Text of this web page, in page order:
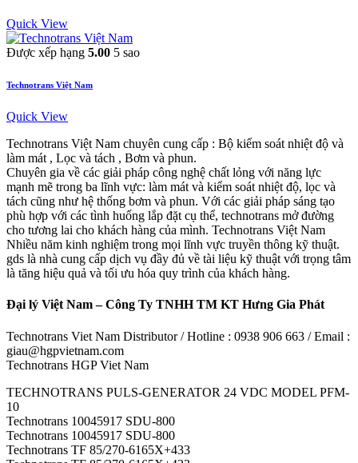
Quick View
Được xếp hạng 5.00 5 sao
Technotrans Việt Nam
Quick View
Technotrans Việt Nam chuyên cung cấp : Bộ kiểm soát nhiệt độ và
làm mát , Lọc và tách , Bơm và phun.
Chuyên gia về các giải pháp công nghệ chất lỏng với năng lực
mạnh mẽ trong ba lĩnh vực: làm mát và kiểm soát nhiệt độ, lọc và
tách cũng như hệ thống bơm và phun. Với các giải pháp sáng tạo
phù hợp với các tình huống lắp đặt cụ thể, technotrans mở đường
cho tương lai cho khách hàng của mình. Technotrans Việt Nam
Nhiều năm kinh nghiệm trong mọi lĩnh vực truyền thông kỹ thuật.
gds là nhà cung cấp dịch vụ đầy đủ về tài liệu kỹ thuật với trọng tâm
là tăng hiệu quả và tối ưu hóa quy trình của khách hàng.
Đại lý Việt Nam – Công Ty TNHH TM KT Hưng Gia Phát
Technotrans Viet Nam Distributor / Hotline : 0938 906 663 / Email :
giau@hgpvietnam.com
Technotrans HGP Viet Nam
TECHNOTRANS PULS-GENERATOR 24 VDC MODEL PFM-
10
Technotrans 10045917 SDU-800
Technotrans 10045917 SDU-800
Technotrans TF 85/270-6165X+433